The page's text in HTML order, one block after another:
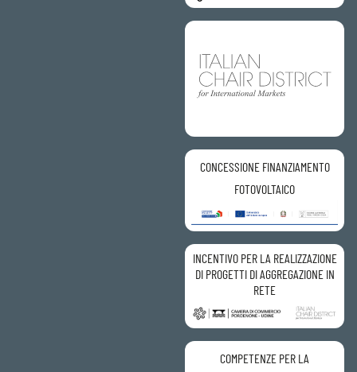
CONCESSIONE FINANZIAMENTO
FOTOVOLTAICO
INCENTIVO PER LA REALIZZAZIONE
DI PROGETTI DI AGGREGAZIONE IN
RETE
COMPETENZE PER LA